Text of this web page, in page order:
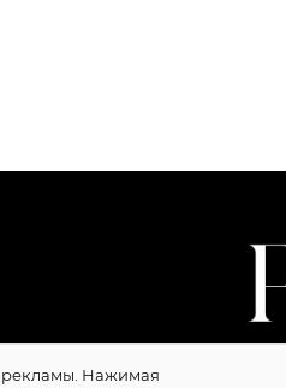
рекламы. Нажимая